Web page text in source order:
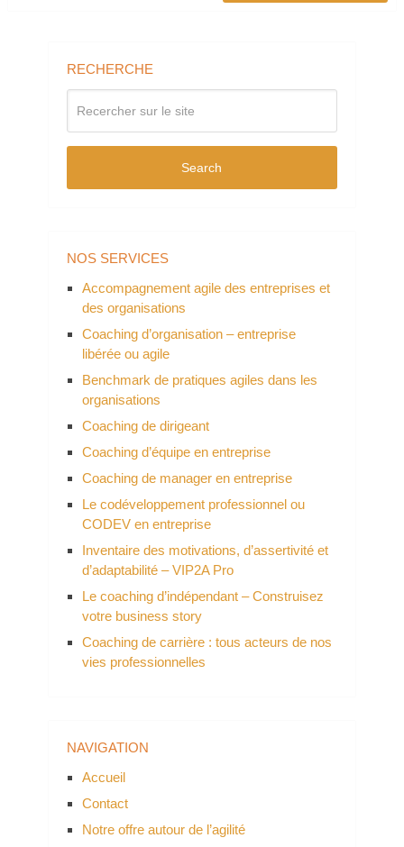
RECHERCHE
Search
NOS SERVICES
Accompagnement agile des entreprises et
des organisations
Coaching d’organisation – entreprise
libérée ou agile
Benchmark de pratiques agiles dans les
organisations
Coaching de dirigeant
Coaching d’équipe en entreprise
Coaching de manager en entreprise
Le codéveloppement professionnel ou
CODEV en entreprise
Inventaire des motivations, d’assertivité et
d’adaptabilité – VIP2A Pro
Le coaching d’indépendant – Construisez
votre business story
Coaching de carrière : tous acteurs de nos
vies professionnelles
NAVIGATION
Accueil
Contact
Notre offre autour de l’agilité